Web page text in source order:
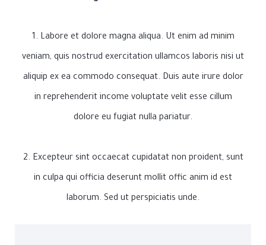
1. Labore et dolore magna aliqua. Ut enim ad minim
veniam, quis nostrud exercitation ullamcos laboris nisi ut
aliquip ex ea commodo consequat. Duis aute irure dolor
in reprehenderit income voluptate velit esse cillum
dolore eu fugiat nulla pariatur.
2. Excepteur sint occaecat cupidatat non proident, sunt
in culpa qui officia deserunt mollit offic anim id est
laborum. Sed ut perspiciatis unde.